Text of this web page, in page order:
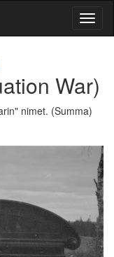
War)
nimet. (Summa)